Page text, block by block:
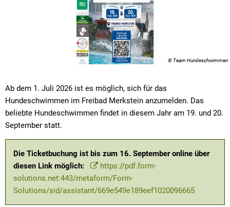
© Team Hundeschwimmen
Ab dem 1. Juli 2026 ist es möglich, sich für das
Hundeschwimmen im Freibad Merkstein anzumelden. Das
beliebte Hundeschwimmen findet in diesem Jahr am 19. und 20.
September statt.
Die Ticketbuchung ist bis zum 16. September online über
diesen Link möglich:
https://pdf.form-
solutions.net:443/metaform/Form-
Solutions/sid/assistant/669e549e189eef1020096665